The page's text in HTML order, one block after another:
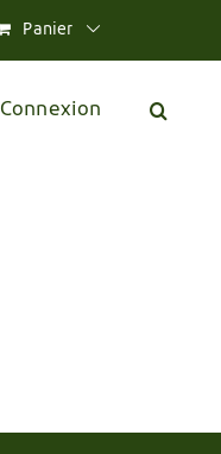
Panier
Connexion